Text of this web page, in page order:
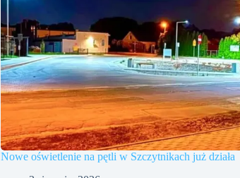
Nowe oświetlenie na pętli w Szczytnikach już działa